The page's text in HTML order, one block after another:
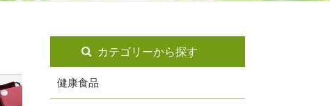
カテゴリーから探す
健康食品